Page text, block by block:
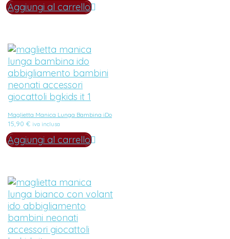
Aggiungi al carrello
Maglietta Manica Lunga Bambina iDo
15,90 € iva inclusa
Aggiungi al carrello